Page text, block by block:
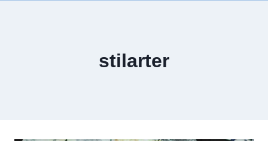
stilarter